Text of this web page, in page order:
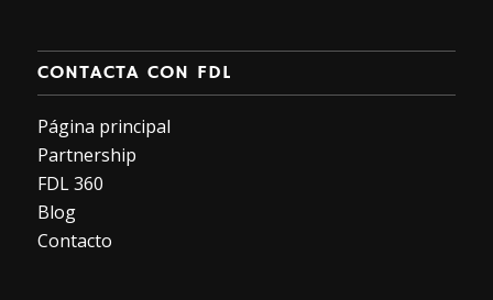
CONTACTA CON FDL
Página principal
Partnership
FDL 360
Blog
Contacto